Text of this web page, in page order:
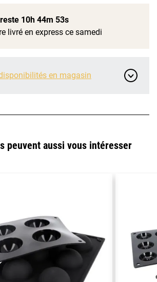
10h 44m 53s
livré en express ce samedi
en magasin
peuvent aussi vous intéresser